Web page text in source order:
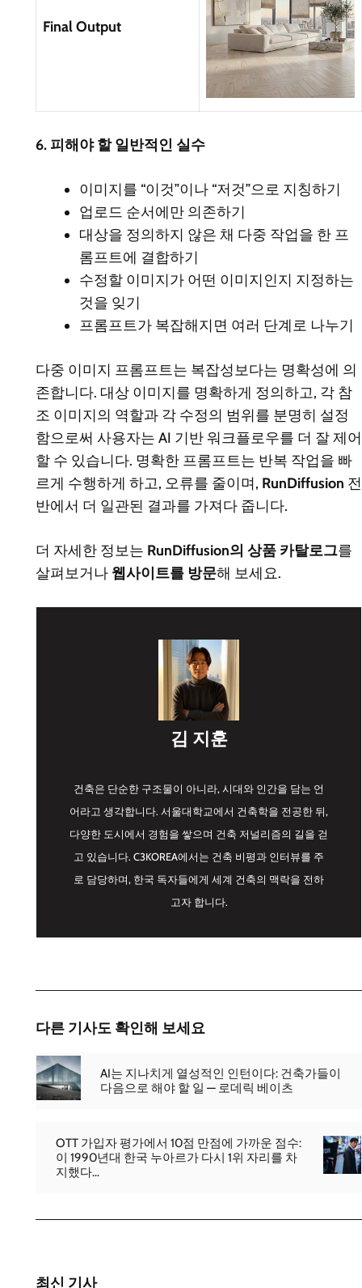
Final Output
6. 피해야 할 일반적인 실수
이미지를 “이것”이나 “저것”으로 지칭하기
업로드 순서에만 의존하기
대상을 정의하지 않은 채 다중 작업을 한 프
롬프트에 결합하기
수정할 이미지가 어떤 이미지인지 지정하는
것을 잊기
프롬프트가 복잡해지면 여러 단계로 나누기
다중 이미지 프롬프트는 복잡성보다는 명확성에 의
존합니다. 대상 이미지를 명확하게 정의하고, 각 참
조 이미지의 역할과 각 수정의 범위를 분명히 설정
함으로써 사용자는 AI 기반 워크플로우를 더 잘 제어
할 수 있습니다. 명확한 프롬프트는 반복 작업을 빠
르게 수행하게 하고, 오류를 줄이며, RunDiffusion 전
반에서 더 일관된 결과를 가져다 줍니다.
더 자세한 정보는 RunDiffusion의 상품 카탈로그를
살펴보거나 웹사이트를 방문해 보세요.
김 지훈
건축은 단순한 구조물이 아니라, 시대와 인간을 담는 언
어라고 생각합니다. 서울대학교에서 건축학을 전공한 뒤,
다양한 도시에서 경험을 쌓으며 건축 저널리즘의 길을 걷
고 있습니다. C3KOREA에서는 건축 비평과 인터뷰를 주
로 담당하며, 한국 독자들에게 세계 건축의 맥락을 전하
고자 합니다.
다른 기사도 확인해 보세요
AI는 지나치게 열성적인 인턴이다: 건축가들이
다음으로 해야 할 일 — 로데릭 베이츠
OTT 가입자 평가에서 10점 만점에 가까운 점수:
이 1990년대 한국 누아르가 다시 1위 자리를 차
지했다…
최신 기사